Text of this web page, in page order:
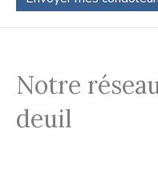
Notre
deuil